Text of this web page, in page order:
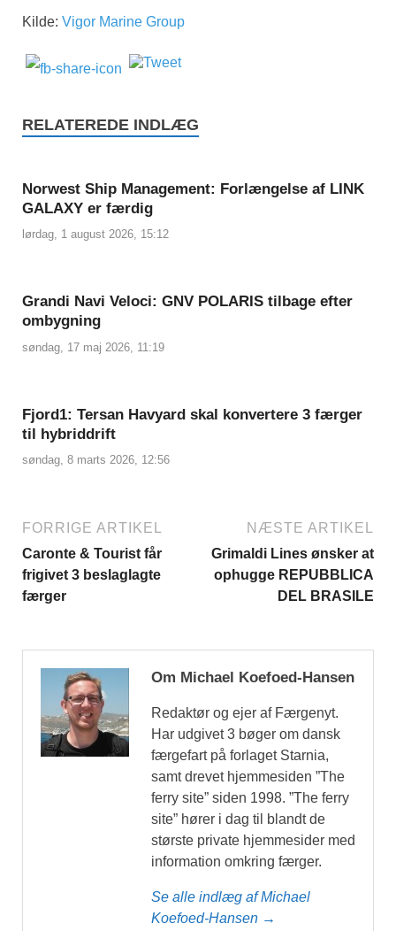
Kilde: Vigor Marine Group
RELATEREDE INDLÆG
Norwest Ship Management: Forlængelse af LINK
GALAXY er færdig
lørdag, 1 august 2026, 15:12
Grandi Navi Veloci: GNV POLARIS tilbage efter
ombygning
søndag, 17 maj 2026, 11:19
Fjord1: Tersan Havyard skal konvertere 3 færger
til hybriddrift
søndag, 8 marts 2026, 12:56
FORRIGE ARTIKEL
Caronte & Tourist får
frigivet 3 beslaglagte
færger
NÆSTE ARTIKEL
Grimaldi Lines ønsker at
ophugge REPUBBLICA
DEL BRASILE
Om Michael Koefoed-Hansen
Redaktør og ejer af Færgenyt.
Har udgivet 3 bøger om dansk
færgefart på forlaget Starnia,
samt drevet hjemmesiden ”The
ferry site” siden 1998. ”The ferry
site” hører i dag til blandt de
største private hjemmesider med
information omkring færger.
Se alle indlæg af Michael
Koefoed-Hansen →